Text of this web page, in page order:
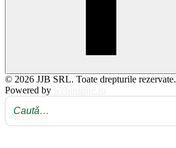
© 2026 JJB SRL. Toate drepturile rezervate.
Powered by